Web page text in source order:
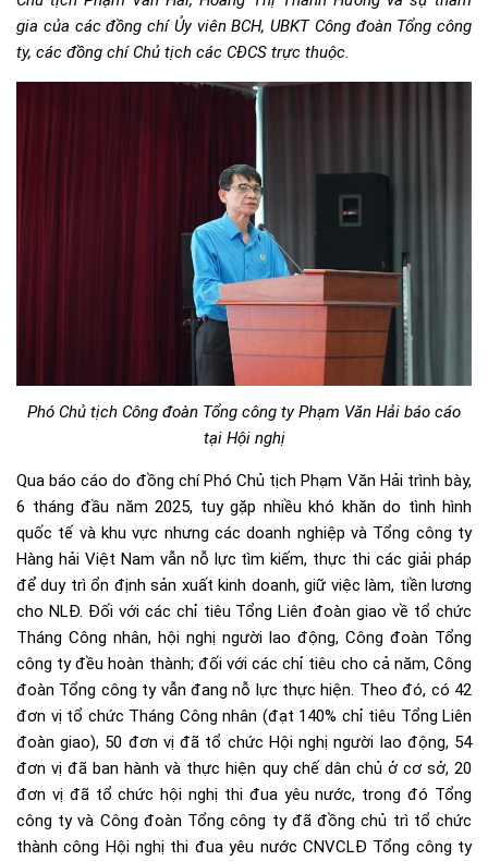
gia của các đồng chí Ủy viên BCH, UBKT Công đoàn Tổng công
ty, các đồng chí Chủ tịch các CĐCS trực thuộc.
Phó Chủ tịch Công đoàn Tổng công ty Phạm Văn Hải báo cáo
tại Hội nghị
Qua báo cáo do đồng chí Phó Chủ tịch Phạm Văn Hải trình bày,
6 tháng đầu năm 2025, tuy gặp nhiều khó khăn do tình hình
quốc tế và khu vực nhưng các doanh nghiệp và Tổng công ty
Hàng hải Việt Nam vẫn nỗ lực tìm kiếm, thực thi các giải pháp
để duy trì ổn định sản xuất kinh doanh, giữ việc làm, tiền lương
cho NLĐ. Đối với các chỉ tiêu Tổng Liên đoàn giao về tổ chức
Tháng Công nhân, hội nghị người lao động, Công đoàn Tổng
công ty đều hoàn thành; đối với các chỉ tiêu cho cả năm, Công
đoàn Tổng công ty vẫn đang nỗ lực thực hiện. Theo đó, có 42
đơn vị tổ chức Tháng Công nhân (đạt 140% chỉ tiêu Tổng Liên
đoàn giao), 50 đơn vị đã tổ chức Hội nghị người lao động, 54
đơn vị đã ban hành và thực hiện quy chế dân chủ ở cơ sở, 20
đơn vị đã tổ chức hội nghị thi đua yêu nước, trong đó Tổng
công ty và Công đoàn Tổng công ty đã đồng chủ trì tổ chức
thành công Hội nghị thi đua yêu nước CNVCLĐ Tổng công ty